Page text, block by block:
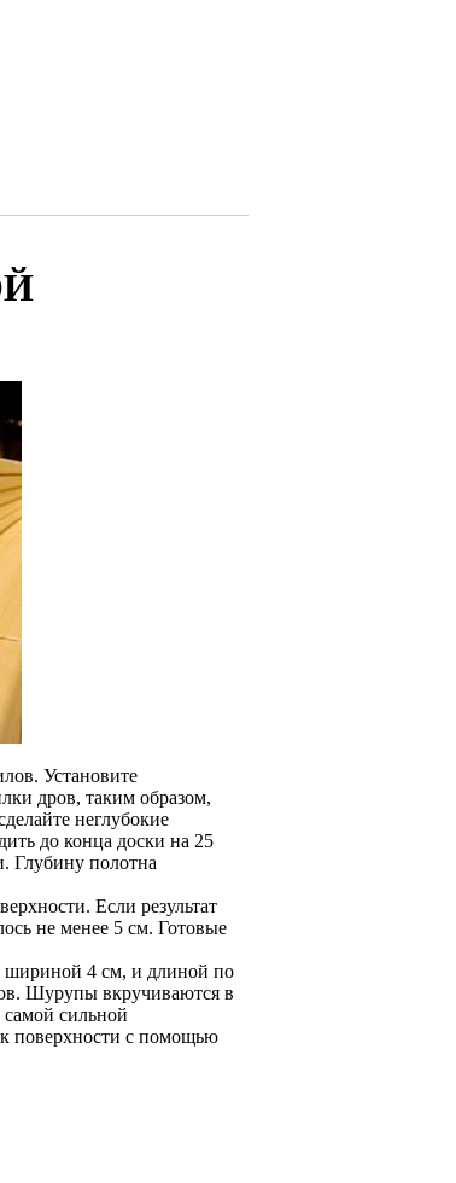
Установите
дров, таким образом,
неглубокие
до конца доски на 25
Глубину полотна
Если результат
не менее 5 см. Готовые
шириной 4 см, и длиной по
Шурупы вкручиваются в
самой сильной
поверхности с помощью